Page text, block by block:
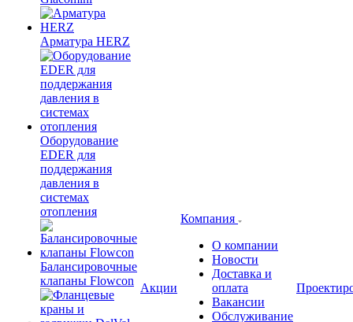
Арматура HERZ
Оборудование
EDER для
поддержания
давления в
системах
отопления
Балансировочные
клапаны Flowcon
Акции
Компания
О компании
Новости
Доставка и
оплата
Вакансии
Обслуживание